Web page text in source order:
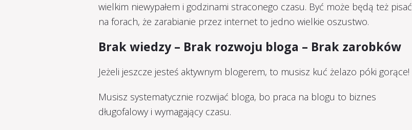
wielkim niewypałem i godzinami straconego czasu. Być może będą też pisać
na forach, że zarabianie przez internet to jedno wielkie oszustwo.
Brak wiedzy – Brak rozwoju bloga – Brak zarobków
Jeżeli jeszcze jesteś aktywnym blogerem, to musisz kuć żelazo póki gorące!
Musisz systematycznie rozwijać bloga, bo praca na blogu to biznes
długofalowy i wymagający czasu.